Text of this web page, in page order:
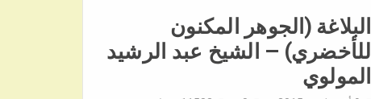
البلاغة (الجوهر المكنون
للأخضري) – الشيخ عبد الرشيد
المولوي